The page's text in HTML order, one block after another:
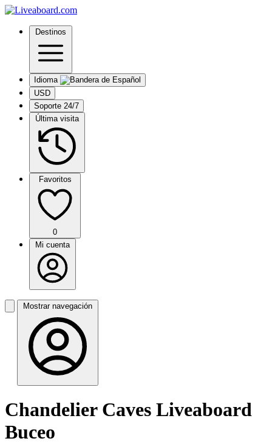
Destinos
Idioma
USD
Soporte 24/7
Última visita
Favoritos
0
Mi cuenta
Mostrar navegación
Chandelier Caves Liveaboard
Buceo